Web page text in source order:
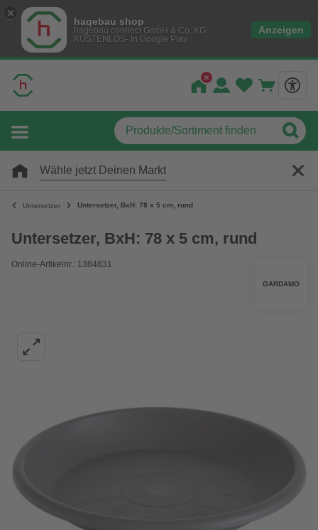
hagebau shop
hagebau connect GmbH & Co. KG
KOSTENLOS- In Google Play
Anzeigen
Wähle jetzt Deinen Markt
Untersetzer Untersetzer, BxH: 78 x 5 cm, rund
Untersetzer, BxH: 78 x 5 cm, rund
Online-Artikelnr.: 1384831
GARDAMO